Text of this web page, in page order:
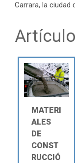
Carrara, la ciudad
MATERI
ALES
DE
CONST
RUCCIÓ